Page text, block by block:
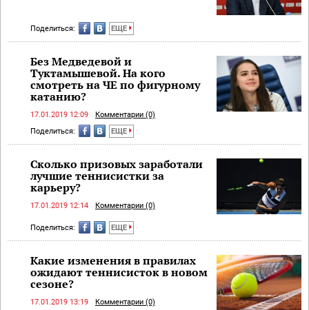
Поделиться: ЕЩЕ
Без Медведевой и
Туктамышевой. На кого
смотреть на ЧЕ по фигурному
катанию?
17.01.2019 12:09
Комментарии (0)
Поделиться:
ЕЩЕ
Сколько призовых заработали
лучшие теннисистки за
карьеру?
17.01.2019 12:14 Комментарии (0)
Поделиться: ЕЩЕ
Какие изменения в правилах
ожидают теннисисток в новом
сезоне?
17.01.2019 13:19 Комментарии (0)